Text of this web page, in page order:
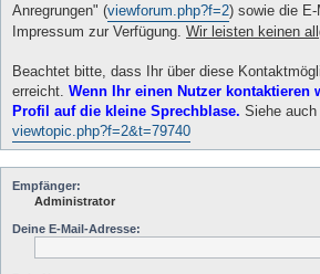
Anregrungen" (viewforum.php?f=2) sowie die
Impressum zur Verfügung. Wir leisten keinen
Beachtet bitte, dass Ihr über diese
erreicht. Wenn Ihr einen Nutzer kontaktieren
Profil auf die kleine Sprechblase. Siehe auch
viewtopic.php?f=2&t=79740
Empfänger:
Administrator
Deine E-Mail-Adresse: